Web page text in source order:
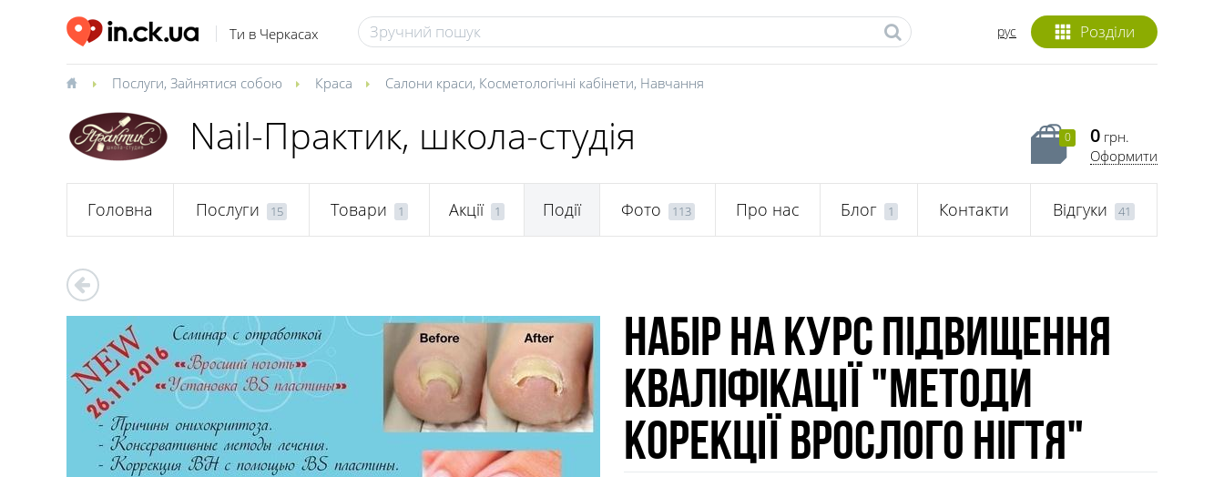
Ти в Черкасах Розділи
рус
Послуги, Зайнятися собою Краса Салони краси, Косметологічні кабінети, Навчання
Nail-Практик, школа-студія 0 0 грн.
Оформити
Головна Послуги 15 Товари 1 Акції 1 Події Фото 113 Про нас Блог 1 Контакти Відгуки 41
Набір на курс підвищення
кваліфікації "Методи
корекції врослого нігтя"